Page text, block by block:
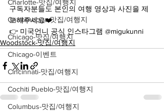
Charlotte-맛집/여행지
Chattanooga-맛집/여행지
Chicago-맛집/여행지
Chicago-이벤트
Cincinnati-맛집/여행지
Cochiti Pueblo-맛집/여행지
Columbus-맛집/여행지
구독자분들도 본인의 여행 영상과 사진을 제
보해주세요❤️
👉 미국언니 공식 인스타그램 @migukunni
Woodstock-맛집/여행지